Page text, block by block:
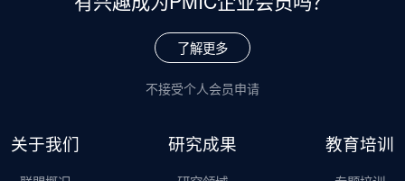
了解更多
不接受个人会员申请
关于我们 研究成果 教育培训